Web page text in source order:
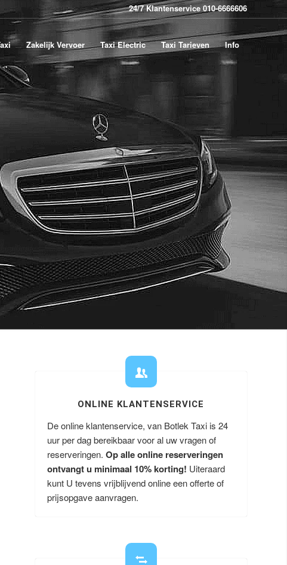
24/7 Klantenservice 010-6666606
Zakelijk Vervoer Taxi Electric Taxi Tarieven Info
ONLINE KLANTENSERVICE
De online klantenservice, van Botlek Taxi is 24
uur per dag bereikbaar voor al uw vragen of
reserveringen.Op alle online reserveringen
ontvangt u minimaal 10% korting! Uiteraard
kunt U tevens vrijblijvend online een offerte of
prijsopgave aanvragen.